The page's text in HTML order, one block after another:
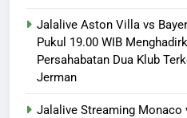
Jalalive Aston Villa vs
Pukul 19.00 WIB
Persahabatan Dua Klub
Jerman
Jalalive Streaming Monaco